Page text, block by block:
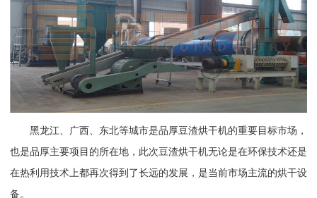
黑龙江、广西、东北等城市是品厚豆渣烘干机的重要目标市场，
也是品厚主要项目的所在地，此次豆渣烘干机无论是在环保技术还是
在热利用技术上都再次得到了长远的发展，是当前市场主流的烘干设
备。